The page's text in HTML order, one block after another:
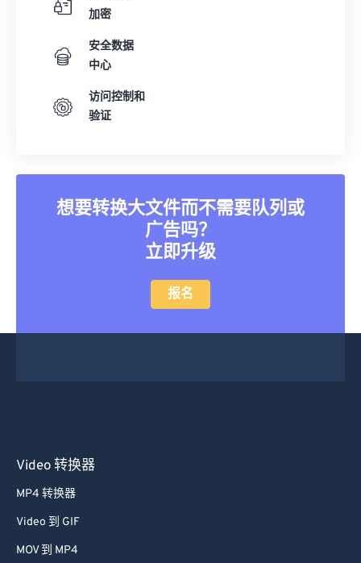
加密
安全数据
中心
访问控制和
验证
想要转换大文件而不需要队列或
广告吗？
立即升级
报名
Video 转换器
MP4 转换器
Video 到 GIF
MOV 到 MP4